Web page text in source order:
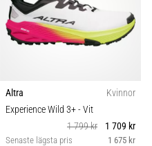
Altra
Kvinnor
Experience Wild 3+- Vit
1 799 kr
1 709 kr
Senaste lägsta pris 1 675 kr